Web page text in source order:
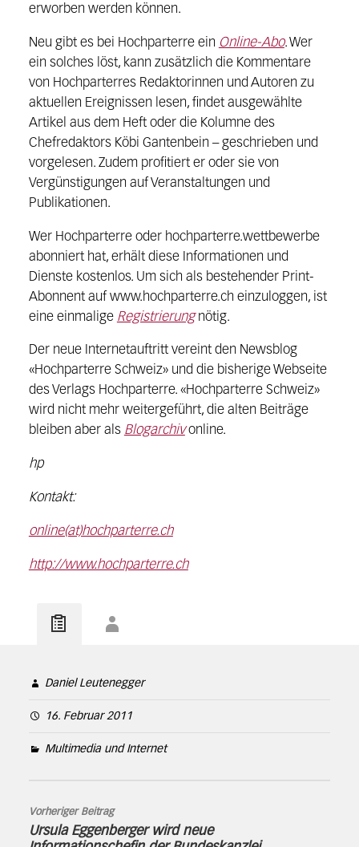
erworben werden können.
Neu gibt es bei Hochparterre ein Online-Abo. Wer
ein solches löst, kann zusätzlich die Kommentare
von Hochparterres Redaktorinnen und Autoren zu
aktuellen Ereignissen lesen, findet ausgewählte
Artikel aus dem Heft oder die Kolumne des
Chefredaktors Köbi Gantenbein – geschrieben und
vorgelesen. Zudem profitiert er oder sie von
Vergünstigungen auf Veranstaltungen und
Publikationen.
Wer Hochparterre oder hochparterre.wettbewerbe
abonniert hat, erhält diese Informationen und
Dienste kostenlos. Um sich als bestehender Print-
Abonnent auf www.hochparterre.ch einzuloggen, ist
eine einmalige Registrierungnötig.
Der neue Internetauftritt vereint den Newsblog
«Hochparterre Schweiz» und die bisherige Webseite
des Verlags Hochparterre. «Hochparterre Schweiz»
wird nicht mehr weitergeführt, die alten Beiträge
bleiben aber als Blogarchivonline.
hp
Kontakt:
online(at)hochparterre.ch
http://www.hochparterre.ch
Daniel Leutenegger
16. Februar 2011
Multimedia und Internet
Vorheriger Beitrag
Ursula Eggenberger wird neue